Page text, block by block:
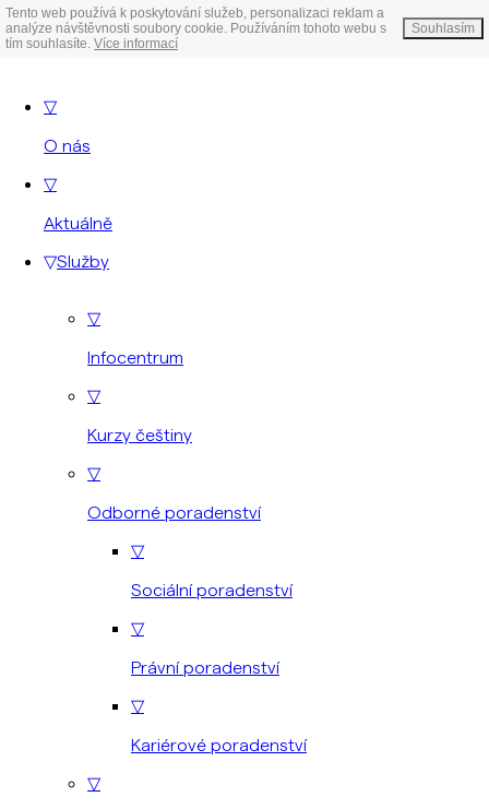
Tento web používá k poskytování služeb, personalizaci reklam a
analýze návštěvnosti soubory cookie. Používáním tohoto webu s
tím souhlasíte. Více informací
Souhlasím
▽
O nás
▽
Aktuálně
▽Služby
▽
Infocentrum
▽
Kurzy češtiny
▽
Odborné poradenství
▽
Sociální poradenství
▽
Právní poradenství
▽
Kariérové poradenství
▽